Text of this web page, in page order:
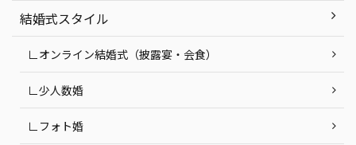
結婚式スタイル
∟オンライン結婚式（披露宴・会食）
∟少人数婚
∟フォト婚